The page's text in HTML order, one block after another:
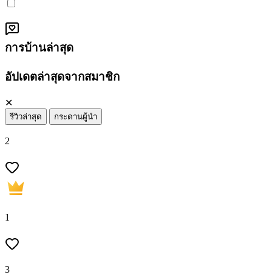
การบ้านล่าสุด
อัปเดตล่าสุดจากสมาชิก
✕
รีวิวล่าสุด กระดานผู้นำ
2
1
3